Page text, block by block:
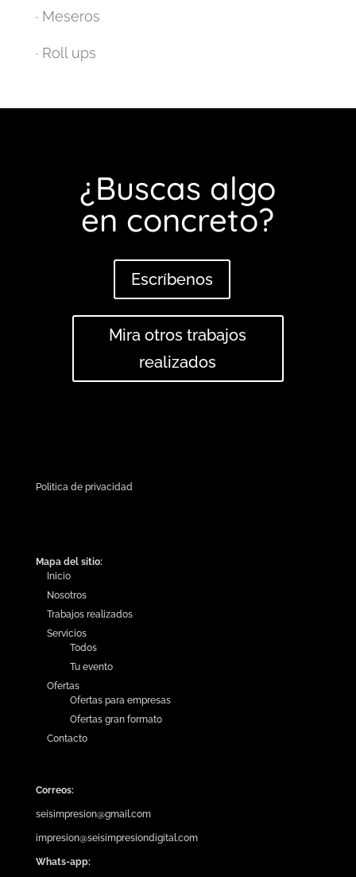
· Meseros
· Roll ups
¿Buscas algo
en concreto?
Escríbenos
Mira otros trabajos
realizados
Politica de privacidad
Mapa del sitio:
Inicio
Nosotros
Trabajos realizados
Servicios
Todos
Tu evento
Ofertas
Ofertas para empresas
Ofertas gran formato
Contacto
Correos:
seisimpresion@gmail.com
impresion@seisimpresiondigital.com
Whats-app: